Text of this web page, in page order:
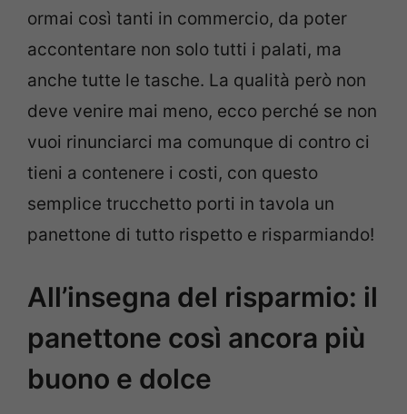
ormai così tanti in commercio, da poter
accontentare non solo tutti i palati, ma
anche tutte le tasche. La qualità però non
deve venire mai meno, ecco perché se non
vuoi rinunciarci ma comunque di contro ci
tieni a contenere i costi, con questo
semplice trucchetto porti in tavola un
panettone di tutto rispetto e risparmiando!
All’insegna del risparmio: il
panettone così ancora più
buono e dolce